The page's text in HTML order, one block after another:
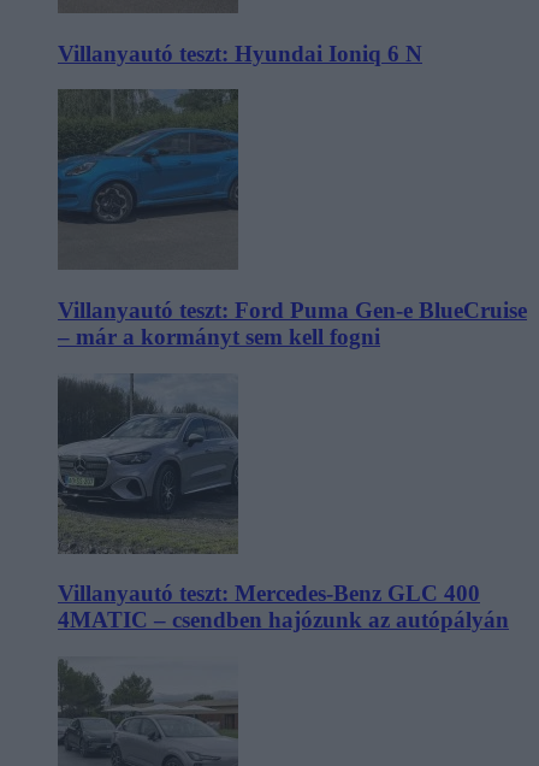
Villanyautó teszt: Hyundai Ioniq 6 N
Villanyautó teszt: Ford Puma Gen-e BlueCruise
– már a kormányt sem kell fogni
Villanyautó teszt: Mercedes-Benz GLC 400
4MATIC – csendben hajózunk az autópályán